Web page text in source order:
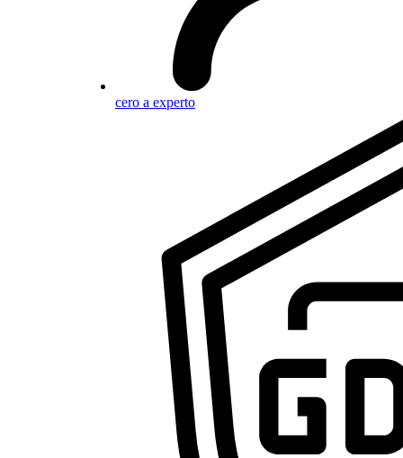
cero a experto